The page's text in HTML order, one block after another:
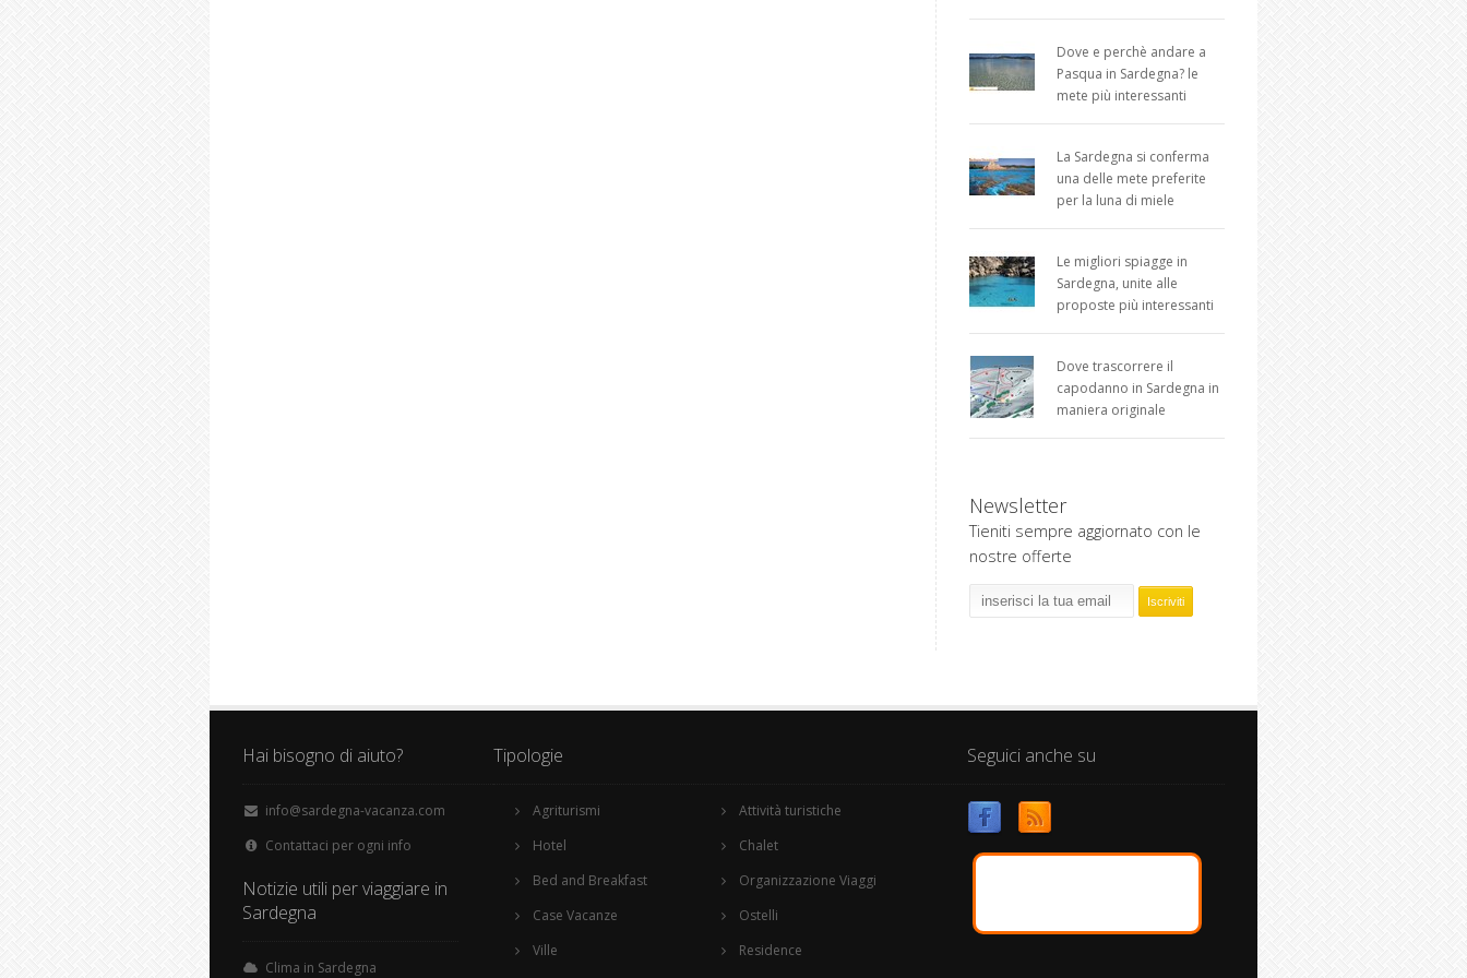
Dove e perchè andare a
Pasqua in Sardegna? le
mete più interessanti
La Sardegna si conferma
una delle mete preferite
per la luna di miele
Le migliori spiagge in
Sardegna, unite alle
proposte più interessanti
Dove trascorrere il
capodanno in Sardegna in
maniera originale
Newsletter
Tieniti sempre aggiornato con le
nostre offerte
Hai bisogno di aiuto?
info@sardegna-vacanza.com
Contattaci per ogni info
Notizie utili per viaggiare in
Sardegna
Clima in Sardegna
Tipologie
Agriturismi
Hotel
Bed and Breakfast
Case Vacanze
Ville
Attività turistiche
Chalet
Organizzazione Viaggi
Ostelli
Residence
Seguici anche su